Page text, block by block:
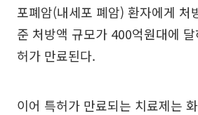
포폐암(내세포 폐암) 환자에게 처
준 처방액 규모가 400억원대에
허가 만료된다.
이어 특허가 만료되는 치료제는